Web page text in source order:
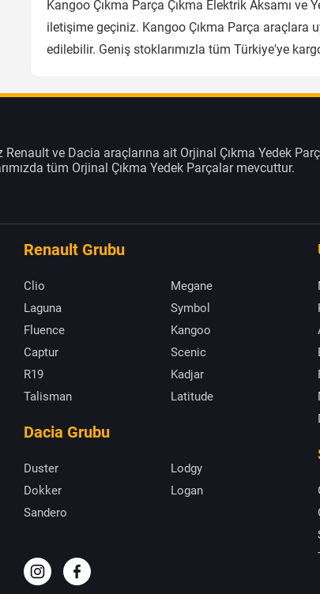
Kangoo Çıkma Parça Çıkma Elektrik Aksamı ve
iletişime geçiniz. Kangoo Çıkma Parça araçlara
edilebilir. Geniş stoklarımızla tüm Türkiye'ye
Renault ve Dacia araçlarına ait Orjinal Çıkma Yedek
tüm Orjinal Çıkma Yedek Parçalar mevcuttur.
Renault Grubu
Clio
Megane
Laguna
Symbol
Fluence
Kangoo
Captur
Scenic
R19
Kadjar
Talisman
Latitude
Dacia Grubu
Duster
Lodgy
Dokker
Logan
Sandero